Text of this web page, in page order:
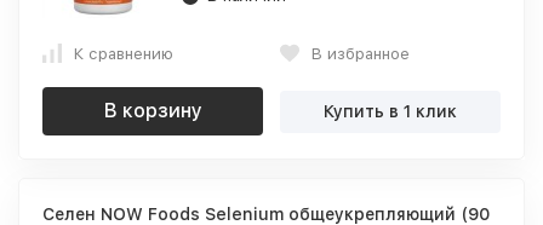
К сравнению В избранное
В корзину Купить в 1 клик
Селен NOW Foods Selenium общеукрепляющий (90